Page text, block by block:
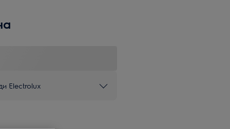
Electrolux